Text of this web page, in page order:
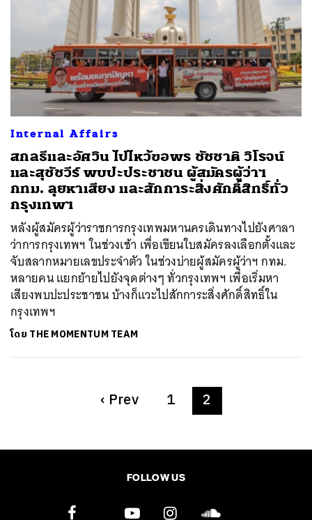
Internal Affairs
สกลธีและอัศวิน ไปไหว้ขอพร ชัชชาติ วิโรจน์
และสุชัชวีร์ พบปะประชาชน ผู้สมัครผู้ว่าฯ
กทม. ลุยหาเสียง และสักการะสิ่งศักดิ์สิทธิ์ทั่ว
กรุงเทพฯ
หลังผู้สมัครผู้ว่าราชการกรุงเทพมหานครเดินทางไปยังศาลา
ว่าการกรุงเทพฯ ในช่วงเช้า เพื่อเขียนใบสมัครลงเลือกตั้งและ
จับสลากหมายเลขประจำตัว ในช่วงบ่ายผู้สมัครผู้ว่าฯ กทม.
หลายคน แยกย้ายไปยังจุดต่างๆ ทั่วกรุงเทพฯ เพื่อเริ่มหา
เสียงพบปะประชาชน บ้างก็แวะไปสักการะสิ่งศักดิ์สิทธิ์ใน
กรุงเทพฯ
โดย THE MOMENTUM TEAM
‹ Prev 1 2
FOLLOW US